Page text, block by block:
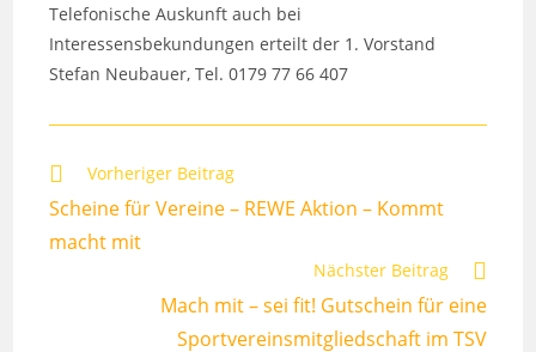
Telefonische Auskunft auch bei
Interessensbekundungen erteilt der 1. Vorstand
Stefan Neubauer, Tel. 0179 77 66 407
Weitere
ansehen
Vorheriger Beitrag
Scheine für Vereine – REWE Aktion – Kommt
macht mit
Nächster Beitrag
Mach mit – sei fit! Gutschein für eine
Sportvereinsmitgliedschaft im TSV